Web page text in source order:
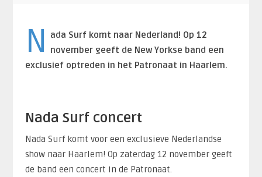
N
ada Surf komt naar Nederland! Op 12
november geeft de New Yorkse band een
exclusief optreden in het Patronaat in Haarlem.
Nada Surf concert
Nada Surf komt voor een exclusieve Nederlandse
show naar Haarlem! Op zaterdag 12 november geeft
de band een concert in de Patronaat.